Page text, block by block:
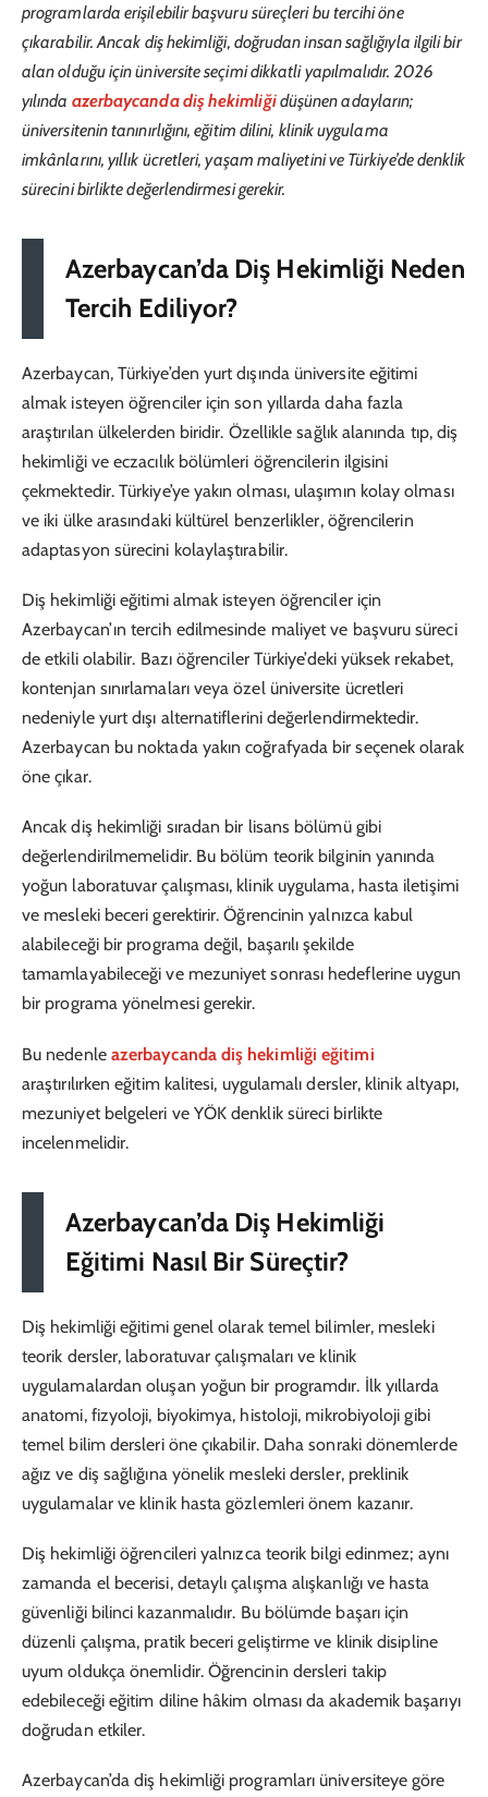
programlarda erişilebilir başvuru süreçleri bu tercihi öne
çıkarabilir. Ancak diş hekimliği, doğrudan insan sağlığıyla ilgili bir
alan olduğu için üniversite seçimi dikkatli yapılmalıdır. 2026
yılında azerbaycanda diş hekimliğidüşünen adayların;
üniversitenin tanınırlığını, eğitim dilini, klinik uygulama
imkânlarını, yıllık ücretleri, yaşam maliyetini ve Türkiye’de denklik
sürecini birlikte değerlendirmesi gerekir.
Azerbaycan’da Diş Hekimliği Neden
Tercih Ediliyor?
Azerbaycan, Türkiye’den yurt dışında üniversite eğitimi
almak isteyen öğrenciler için son yıllarda daha fazla
araştırılan ülkelerden biridir. Özellikle sağlık alanında tıp, diş
hekimliği ve eczacılık bölümleri öğrencilerin ilgisini
çekmektedir. Türkiye’ye yakın olması, ulaşımın kolay olması
ve iki ülke arasındaki kültürel benzerlikler, öğrencilerin
adaptasyon sürecini kolaylaştırabilir.
Diş hekimliği eğitimi almak isteyen öğrenciler için
Azerbaycan’ın tercih edilmesinde maliyet ve başvuru süreci
de etkili olabilir. Bazı öğrenciler Türkiye’deki yüksek rekabet,
kontenjan sınırlamaları veya özel üniversite ücretleri
nedeniyle yurt dışı alternatiflerini değerlendirmektedir.
Azerbaycan bu noktada yakın coğrafyada bir seçenek olarak
öne çıkar.
Ancak diş hekimliği sıradan bir lisans bölümü gibi
değerlendirilmemelidir. Bu bölüm teorik bilginin yanında
yoğun laboratuvar çalışması, klinik uygulama, hasta iletişimi
ve mesleki beceri gerektirir. Öğrencinin yalnızca kabul
alabileceği bir programa değil, başarılı şekilde
tamamlayabileceği ve mezuniyet sonrası hedeflerine uygun
bir programa yönelmesi gerekir.
Bu nedenle azerbaycanda diş hekimliği eğitimi
araştırılırken eğitim kalitesi, uygulamalı dersler, klinik altyapı,
mezuniyet belgeleri ve YÖK denklik süreci birlikte
incelenmelidir.
Azerbaycan’da Diş Hekimliği
Eğitimi Nasıl Bir Süreçtir?
Diş hekimliği eğitimi genel olarak temel bilimler, mesleki
teorik dersler, laboratuvar çalışmaları ve klinik
uygulamalardan oluşan yoğun bir programdır. İlk yıllarda
anatomi, fizyoloji, biyokimya, histoloji, mikrobiyoloji gibi
temel bilim dersleri öne çıkabilir. Daha sonraki dönemlerde
ağız ve diş sağlığına yönelik mesleki dersler, preklinik
uygulamalar ve klinik hasta gözlemleri önem kazanır.
Diş hekimliği öğrencileri yalnızca teorik bilgi edinmez; aynı
zamanda el becerisi, detaylı çalışma alışkanlığı ve hasta
güvenliği bilinci kazanmalıdır. Bu bölümde başarı için
düzenli çalışma, pratik beceri geliştirme ve klinik disipline
uyum oldukça önemlidir. Öğrencinin dersleri takip
edebileceği eğitim diline hâkim olması da akademik başarıyı
doğrudan etkiler.
Azerbaycan’da diş hekimliği programları üniversiteye göre